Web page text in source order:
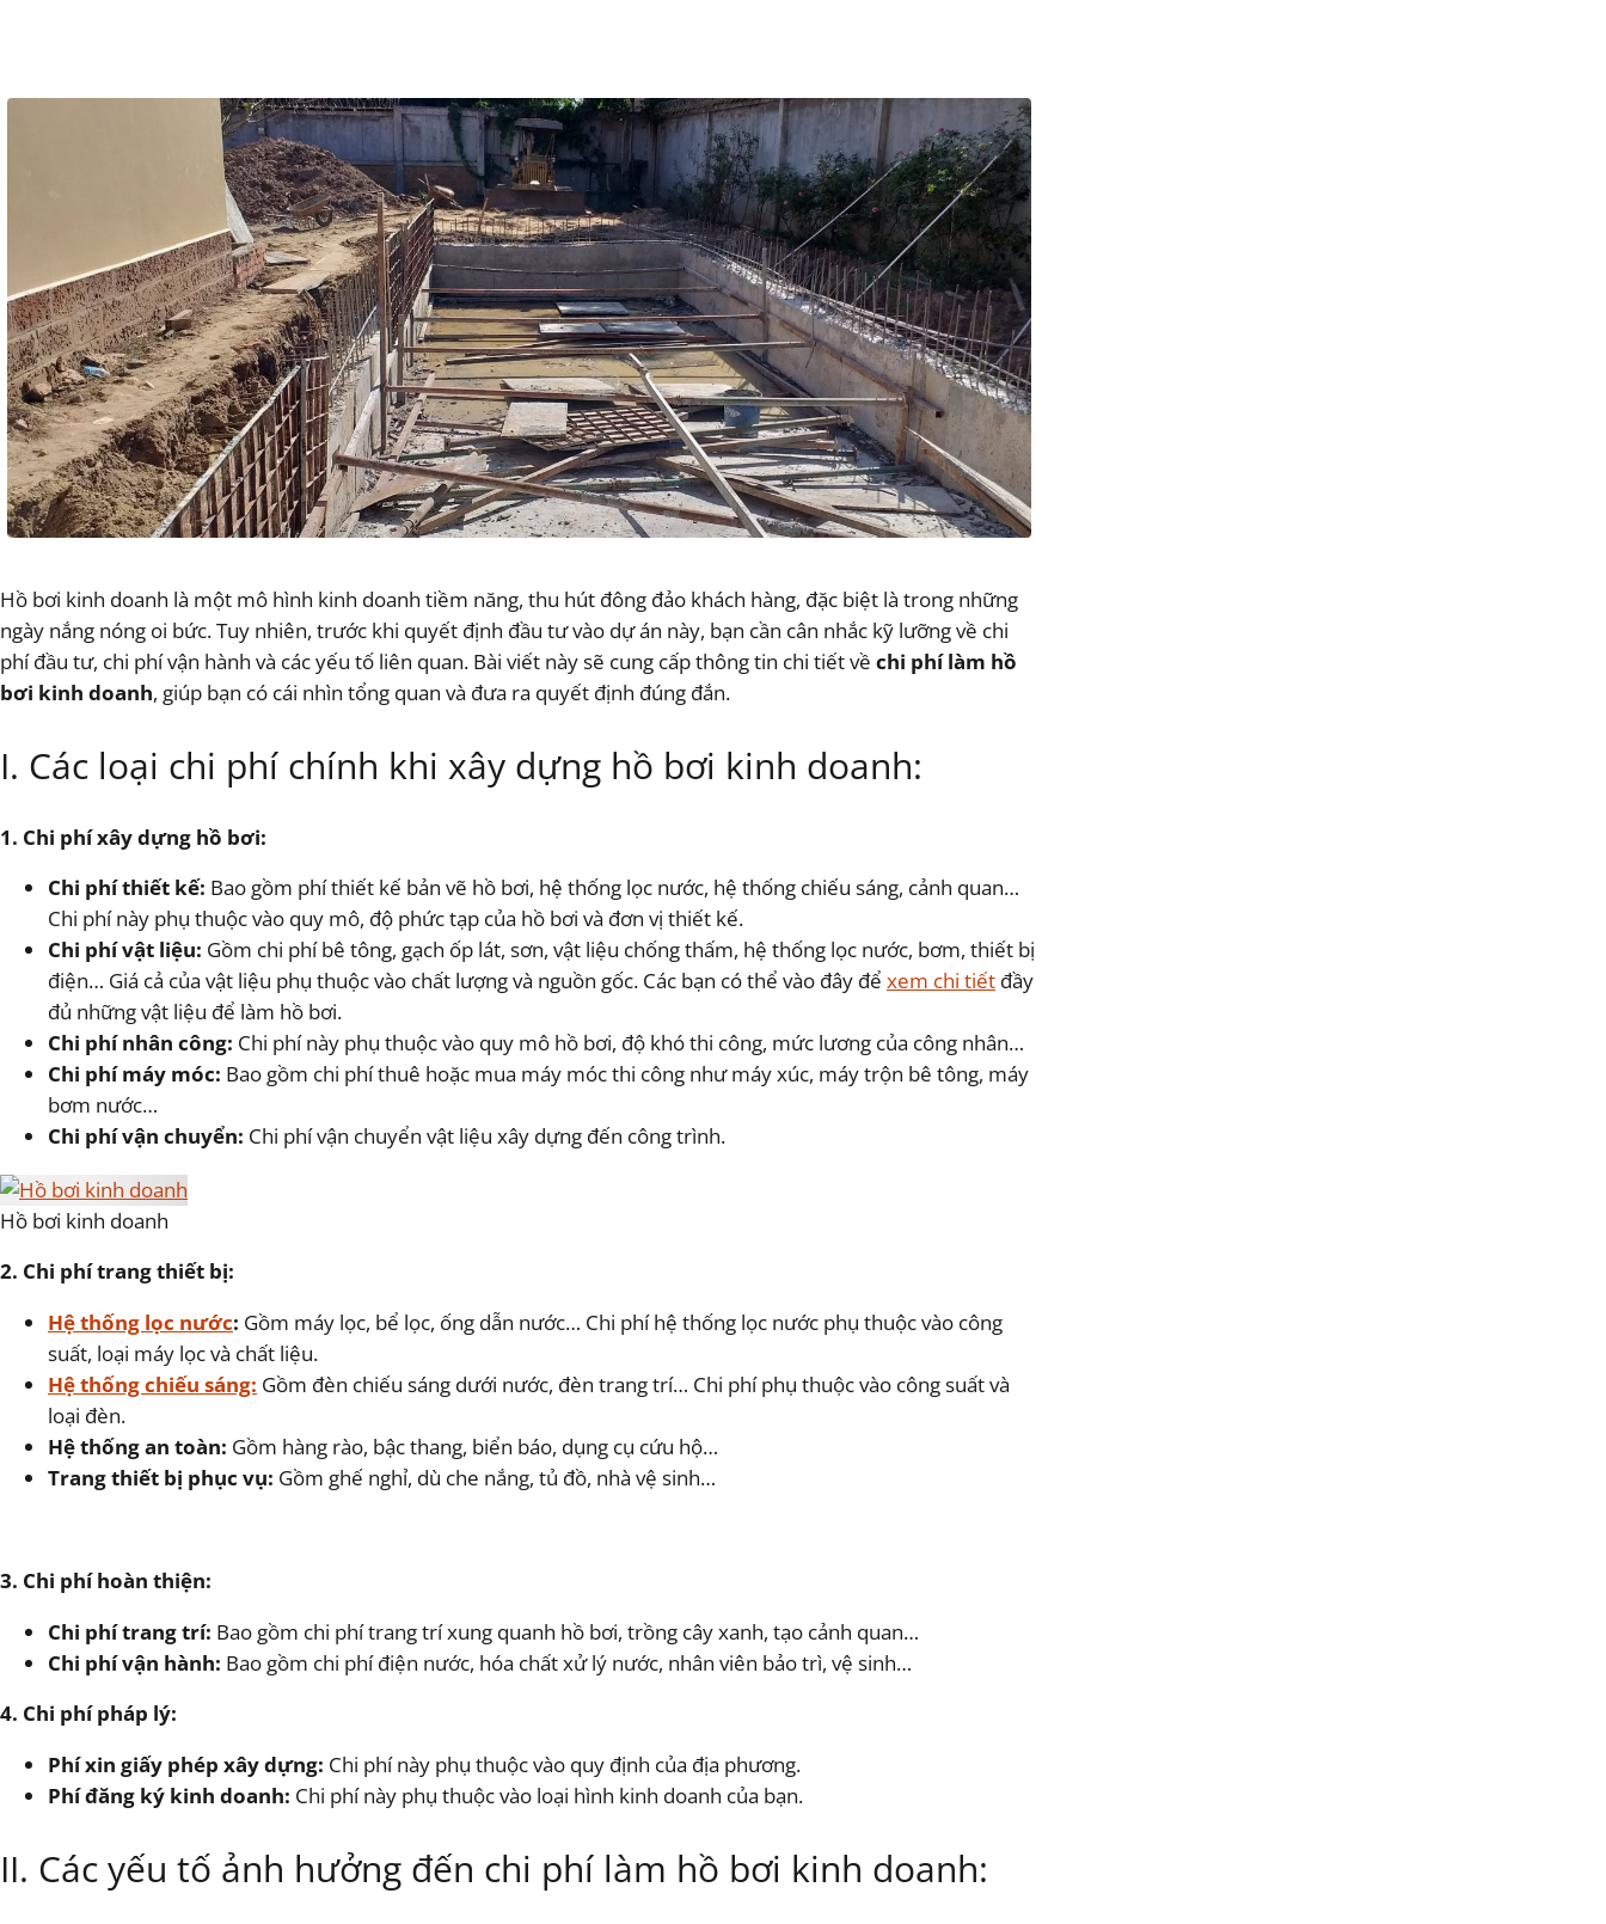
Hồ bơi kinh doanh là một mô hình kinh doanh tiềm năng, thu hút đông đảo khách hàng, đặc biệt là trong những
ngày nắng nóng oi bức. Tuy nhiên, trước khi quyết định đầu tư vào dự án này, bạn cần cân nhắc kỹ lưỡng về chi
phí đầu tư, chi phí vận hành và các yếu tố liên quan. Bài viết này sẽ cung cấp thông tin chi tiết về chi phí làm hồ
bơi kinh doanh, giúp bạn có cái nhìn tổng quan và đưa ra quyết định đúng đắn.
I. Các loại chi phí chính khi xây dựng hồ bơi kinh doanh:
1. Chi phí xây dựng hồ bơi:
Chi phí thiết kế: Bao gồm phí thiết kế bản vẽ hồ bơi, hệ thống lọc nước, hệ thống chiếu sáng, cảnh quan…
Chi phí này phụ thuộc vào quy mô, độ phức tạp của hồ bơi và đơn vị thiết kế.
Chi phí vật liệu: Gồm chi phí bê tông, gạch ốp lát, sơn, vật liệu chống thấm, hệ thống lọc nước, bơm, thiết bị
điện… Giá cả của vật liệu phụ thuộc vào chất lượng và nguồn gốc. Các bạn có thể vào đây để xem chi tiết đầy
đủ những vật liệu để làm hồ bơi.
Chi phí nhân công: Chi phí này phụ thuộc vào quy mô hồ bơi, độ khó thi công, mức lương của công nhân…
Chi phí máy móc: Bao gồm chi phí thuê hoặc mua máy móc thi công như máy xúc, máy trộn bê tông, máy
bơm nước…
Chi phí vận chuyển: Chi phí vận chuyển vật liệu xây dựng đến công trình.
Hồ bơi kinh doanh
2. Chi phí trang thiết bị:
Hệ thống lọc nước: Gồm máy lọc, bể lọc, ống dẫn nước… Chi phí hệ thống lọc nước phụ thuộc vào công
suất, loại máy lọc và chất liệu.
Hệ thống chiếu sáng: Gồm đèn chiếu sáng dưới nước, đèn trang trí… Chi phí phụ thuộc vào công suất và
loại đèn.
Hệ thống an toàn: Gồm hàng rào, bậc thang, biển báo, dụng cụ cứu hộ…
Trang thiết bị phục vụ: Gồm ghế nghỉ, dù che nắng, tủ đồ, nhà vệ sinh…
3. Chi phí hoàn thiện:
Chi phí trang trí: Bao gồm chi phí trang trí xung quanh hồ bơi, trồng cây xanh, tạo cảnh quan…
Chi phí vận hành: Bao gồm chi phí điện nước, hóa chất xử lý nước, nhân viên bảo trì, vệ sinh…
4. Chi phí pháp lý:
Phí xin giấy phép xây dựng: Chi phí này phụ thuộc vào quy định của địa phương.
Phí đăng ký kinh doanh: Chi phí này phụ thuộc vào loại hình kinh doanh của bạn.
II. Các yếu tố ảnh hưởng đến chi phí làm hồ bơi kinh doanh: